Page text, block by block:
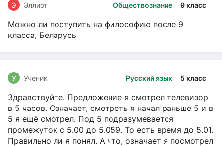
Обществознание 9 класс
Э Эллиот
Можно ли поступить на философию после 9
класса, Беларусь
Русский язык 5 класс
У Ученик
Здравствуйте. Предложение я смотрел телевизор
в 5 часов. Означает, смотреть я начал раньше 5 и в
5 я ещё смотрел. Под 5 подразумевается
промежуток с 5.00 до 5.059. То есть время до 5.01.
Правильно ли я понял. А что, означает я посмотрел